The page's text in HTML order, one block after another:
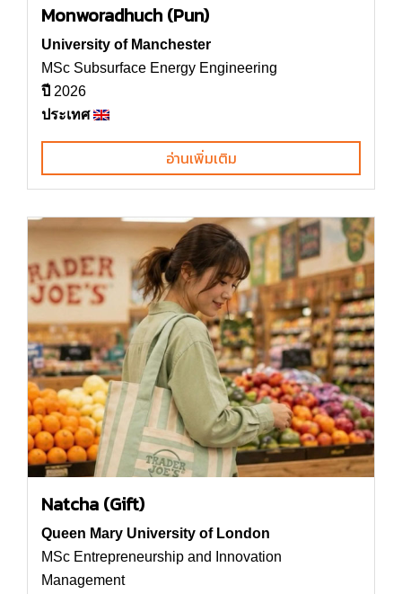
Monworadhuch (Pun)
University of Manchester
MSc Subsurface Energy Engineering
ปี 2026
ประเทศ
อ่านเพิ่มเติม
Natcha (Gift)
Queen Mary University of London
MSc Entrepreneurship and Innovation
Management